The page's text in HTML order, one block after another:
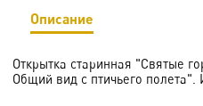
Описание
Открытка старинная "Святые
Общий вид с птичьего полета".